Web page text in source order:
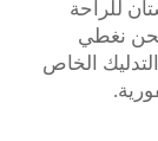
للراحة
نغطي
الخاص